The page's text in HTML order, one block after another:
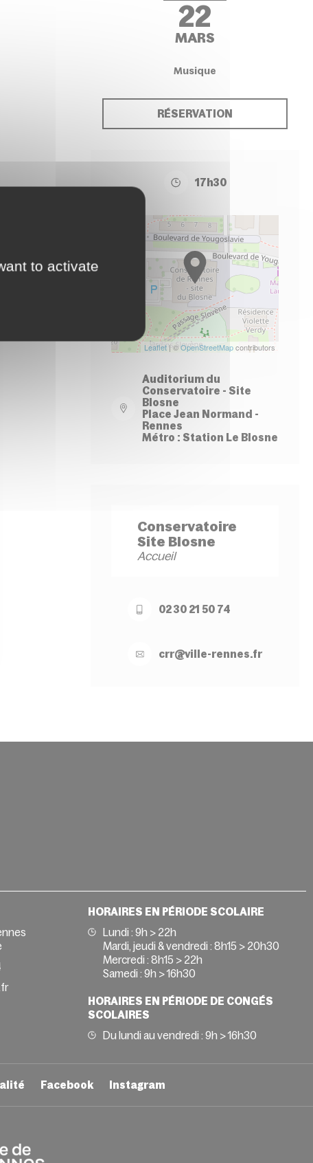
22
MARS
Musique
RÉSERVATION
17h30
Leaflet| ©OpenStreetMapcontributors
Auditorium du
Conservatoire - Site
Blosne
Place Jean Normand -
Rennes
Métro : Station Le Blosne
Conservatoire
Site Blosne
Accueil
02 30 21 50 74
crr@ville-rennes.fr
HORAIRES EN PÉRIODE SCOLAIRE
Lundi : 9h > 22h
Mardi, jeudi & vendredi : 8h15 > 20h30
Mercredi : 8h15 > 22h
Samedi : 9h > 16h30
HORAIRES EN PÉRIODE DE CONGÉS
SCOLAIRES
Du lundi au vendredi : 9h > 16h30
Facebook Instagram
to activate